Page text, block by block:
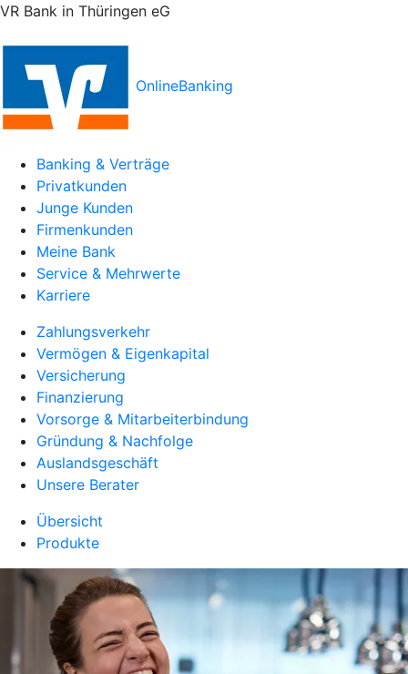
VR Bank in Thüringen eG
OnlineBanking
Banking & Verträge
Privatkunden
Junge Kunden
Firmenkunden
Meine Bank
Service & Mehrwerte
Karriere
Zahlungsverkehr
Vermögen & Eigenkapital
Versicherung
Finanzierung
Vorsorge & Mitarbeiterbindung
Gründung & Nachfolge
Auslandsgeschäft
Unsere Berater
Übersicht
Produkte